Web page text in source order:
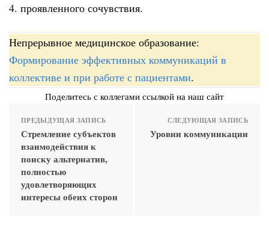
4. проявленного сочувствия.
Непрерывное медицинское образование:
Формирование эффективных коммуникаций в
коллективе и при работе с пациентами.
Поделитесь с коллегами ссылкой на наш сайт
ПРЕДЫДУЩАЯ ЗАПИСЬ
Стремление субъектов
взаимодействия к
поиску альтернатив,
полностью
удовлетворяющих
интересы обеих сторон
СЛЕДУЮЩАЯ ЗАПИСЬ
Уровни коммуникации